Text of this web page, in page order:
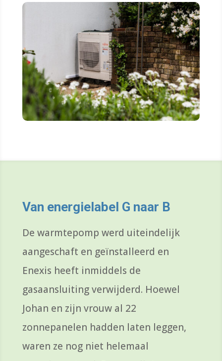
Van energielabel G naar B
De warmtepomp werd uiteindelijk
aangeschaft en geïnstalleerd en
Enexis heeft inmiddels de
gasaansluiting verwijderd. Hoewel
Johan en zijn vrouw al 22
zonnepanelen hadden laten leggen,
waren ze nog niet helemaal